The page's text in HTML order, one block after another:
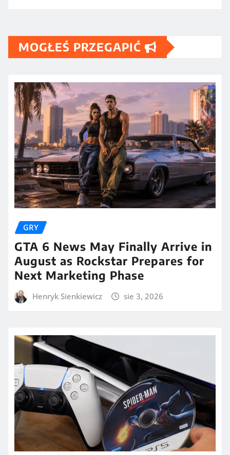
MOGŁEŚ PRZEGAPIĆ
GRY
GTA 6 News May Finally Arrive in
August as Rockstar Prepares for
Next Marketing Phase
Henryk Sienkiewicz sie 3, 2026